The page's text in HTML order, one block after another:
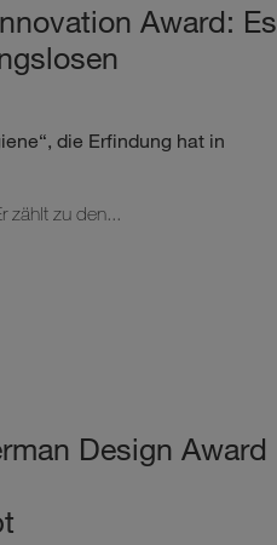
Award: Es
die Erfindung hat in
zählt zu den...
Design Award